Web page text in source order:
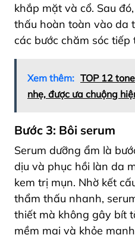
khắp mặt và cổ. Sau
thấu hoàn toàn vào da
các bước chăm sóc tiếp
Xem thêm: TOP 12
nhẹ, được ưa chuộng
Bước 3: Bôi serum
Serum dưỡng ẩm là
dịu và phục hồi làn da
kem trị mụn. Nhờ kết
thẩm thấu nhanh,
thiết mà không gây bít
mềm mại và khỏe